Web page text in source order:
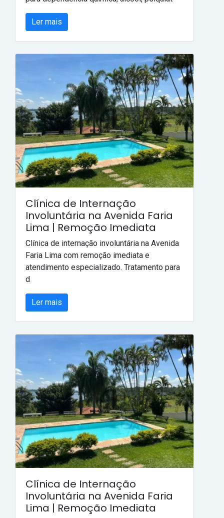
Ler mais
Clínica de Internação
Involuntária na Avenida Faria
Lima | Remoção Imediata
Clínica de internação involuntária na Avenida
Faria Lima com remoção imediata e
atendimento especializado. Tratamento para
d
Ler mais
Clínica de Internação
Involuntária na Avenida Faria
Lima | Remoção Imediata